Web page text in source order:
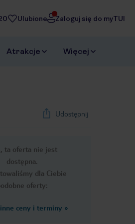
Ulubione Zaloguj się do myTUI
Atrakcje Więcej
Udostępnij
ta oferta nie jest
dostępna.
dla Ciebie
oferty:
inne ceny i terminy »